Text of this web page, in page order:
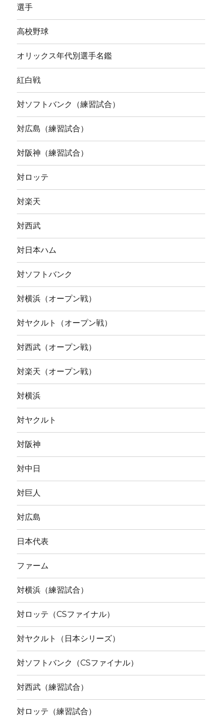
選手
高校野球
オリックス年代別選手名鑑
紅白戦
対ソフトバンク（練習試合）
対広島（練習試合）
対阪神（練習試合）
対ロッテ
対楽天
対西武
対日本ハム
対ソフトバンク
対横浜（オープン戦）
対ヤクルト（オープン戦）
対西武（オープン戦）
対楽天（オープン戦）
対横浜
対ヤクルト
対阪神
対中日
対巨人
対広島
日本代表
ファーム
対横浜（練習試合）
対ロッテ（CSファイナル）
対ヤクルト（日本シリーズ）
対ソフトバンク（CSファイナル）
対西武（練習試合）
対ロッテ（練習試合）